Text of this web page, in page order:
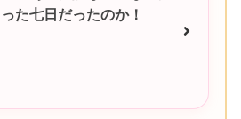
った七日だったのか！